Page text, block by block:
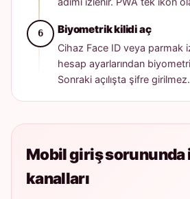
Biyometrik kilidi aç
Cihaz Face ID veya parmak
hesap ayarlarından
Sonraki açılışta şifre girilmez.
Mobil giriş
kanalları